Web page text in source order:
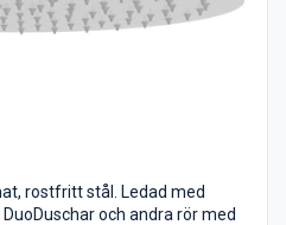
rostfritt stål. Ledad med
och andra rör med